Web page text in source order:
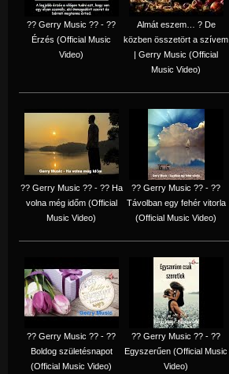
?? Gerry Music ?? - ??
Érzés (Official Music
Video)
Almát eszem… ? De
közben összetört a szívem
| Gerry Music (Official
Music Video)
?? Gerry Music ?? - ?? Ha
volna még időm (Official
Music Video)
?? Gerry Music ?? - ??
Távolban egy fehér vitorla
(Official Music Video)
?? Gerry Music ?? - ??
Boldog születésnapot
(Official Music Video)
?? Gerry Music ?? - ??
Egyszerűen (Official Music
Video)